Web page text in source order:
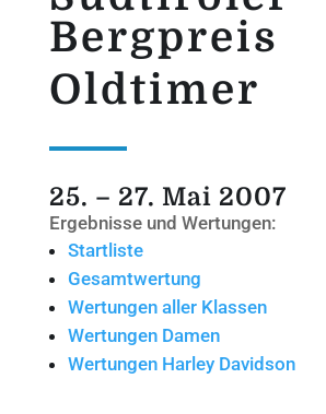
Bergpreis
Oldtimer
25. – 27. Mai 2007
Ergebnisse und Wertungen:
Startliste
Gesamtwertung
Wertungen aller Klassen
Wertungen Damen
Wertungen Harley Davidson